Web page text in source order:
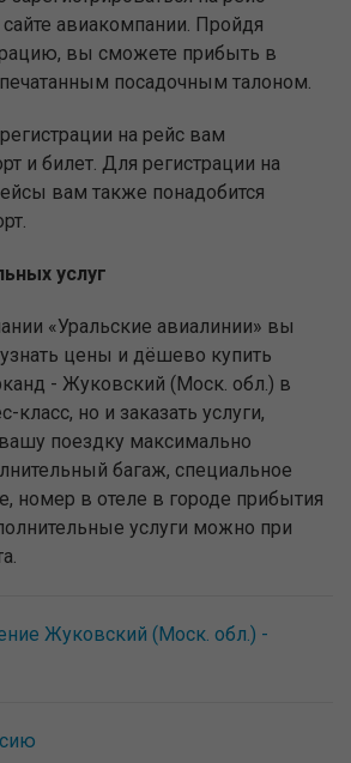
сайте авиакомпании. Пройдя
вы сможете прибыть в
посадочным талоном.
на рейс вам
и билет. Для регистрации на
вам также понадобится
услуг
«Уральские авиалинии» вы
цены и дёшево купить
- Жуковский (Моск. обл.) в
класс, но и заказать услуги,
поездку максимально
багаж, специальное
номер в отеле в городе прибытия
услуги можно при
Жуковский (Моск. обл.) -